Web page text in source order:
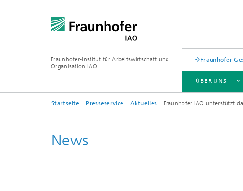
Fraunhofer-Institut für Arbeitswirtschaft und
Organisation IAO
Fraunhofer
ÜBER UNS
ÜBER UNS
FORSCHUNG
VERANSTALTUNGEN
Startseite Presseservice Aktuelles Fraunhofer IAO unterstützt
News